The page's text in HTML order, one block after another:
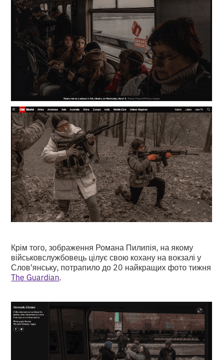
Крім того, зображення Романа Пилипія, на якому
військовслужбовець цілує свою кохану на вокзалі у
Слов’янську, потрапило до 20 найкращих фото тижня
The Guardian.